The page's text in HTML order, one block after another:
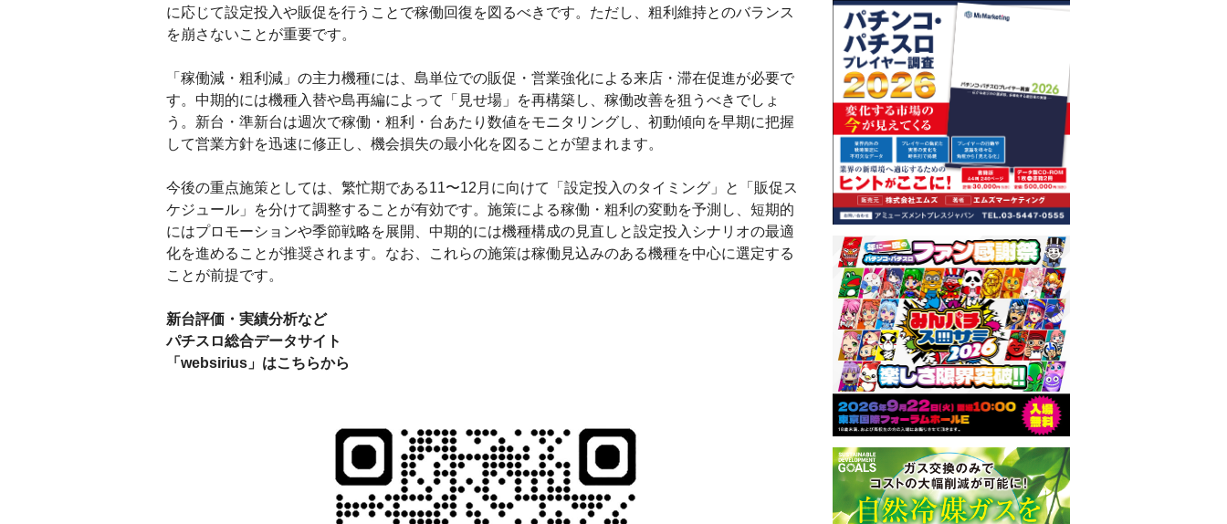
に応じて設定投入や販促を行うことで稼働回復を図るべきです。ただし、粗利維持とのバランス
を崩さないことが重要です。
「稼働減・粗利減」の主力機種には、島単位での販促・営業強化による来店・滞在促進が必要で
す。中期的には機種入替や島再編によって「見せ場」を再構築し、稼働改善を狙うべきでしょ
う。新台・準新台は週次で稼働・粗利・台あたり数値をモニタリングし、初動傾向を早期に把握
して営業方針を迅速に修正し、機会損失の最小化を図ることが望まれます。
今後の重点施策としては、繁忙期である11〜12月に向けて「設定投入のタイミング」と「販促ス
ケジュール」を分けて調整することが有効です。施策による稼働・粗利の変動を予測し、短期的
にはプロモーションや季節戦略を展開、中期的には機種構成の見直しと設定投入シナリオの最適
化を進めることが推奨されます。なお、これらの施策は稼働見込みのある機種を中心に選定する
ことが前提です。
新台評価・実績分析など
パチスロ総合データサイト
「websirius」はこちらから